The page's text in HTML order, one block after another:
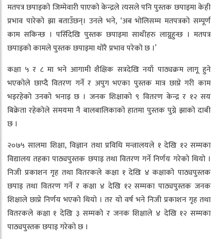
मतपत्र छपाइको जिम्मेवारी पाएको केन्द्रले त्यसले पनि पुस्तक छपाइमा केही
प्रभाव पारेको झा बताउँछन्। उनले भने, ‘अब भोलिसम्म मतपत्रको सम्पूर्ण
काम सकिन्छ । पर्सिदेखि पुस्तक छपाइमा साथीहरु लाग्नुहुन्छ । मतपत्र
छपाइको कामले पुस्तक छपाइमा थोरै प्रभाव परेको छ ।’
कक्षा ५ र ८ मा भने आगामी शैक्षिक सत्रदेखि नयाँ पाठ्यक्रम लागू हुने
भएकोले छाप्दै वितरण गर्ने र अपुग भएका पुस्तक मात्र छाप्ने गरी काम
भइरहेको उनको भनाइ छ । जनक शिक्षाको ९ वितरण केन्द्र र १२ सय
बिक्रेता रहेकोले समयमा नै बालबालिकाको हातमा पुस्तक पुग्ने झाको दाबी
छ ।
२०७५ सालमा शिक्षा, विज्ञान तथा प्रविधि मन्त्रालयले १ देखि १२ सम्मका
विद्यालय तहका पाठ्यपुस्तक छपाइ तथा वितरण गर्ने निर्णय गरेको थियो ।
निजी प्रकाशन गृह तथा वितरकले कक्षा १ देखि ४ कक्षाको पाठ्यपुस्तक
छपाइ तथा वितरण गर्ने र कक्षा ४ देखि १२ सम्मका पाठ्यपुस्तक जनक
शिक्षाले छाप्ने निर्णय भएको थियो । तर यो वर्ष भने निजी प्रकाशन गृह तथा
वितरकले कक्षा १ देखि ३ सम्मको र जनक शिक्षाले ४ देखि १२ सम्मका
पाठ्यपुस्तक छपाइ गरेको छ ।